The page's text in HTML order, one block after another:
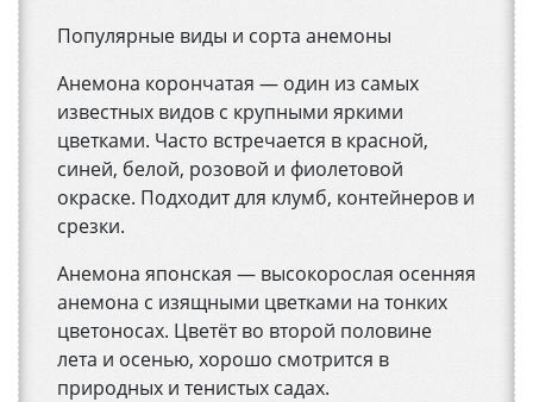
Популярные виды и сорта анемоны
Анемона корончатая — один из самых
известных видов с крупными яркими
цветками. Часто встречается в красной,
синей, белой, розовой и фиолетовой
окраске. Подходит для клумб, контейнеров и
срезки.
Анемона японская — высокорослая осенняя
анемона с изящными цветками на тонких
цветоносах. Цветёт во второй половине
лета и осенью, хорошо смотрится в
природных и тенистых садах.